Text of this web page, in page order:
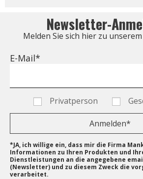
Newsletter-
Melden Sie sich hier zu
E-Mail*
Privatperson
Anmelden*
*JA, ich willige ein, dass mir die Firma
Informationen zu Ihren Produkten und
Dienstleistungen an die angegebene
(Newsletter) und zu diesem Zweck die
verarbeitet.